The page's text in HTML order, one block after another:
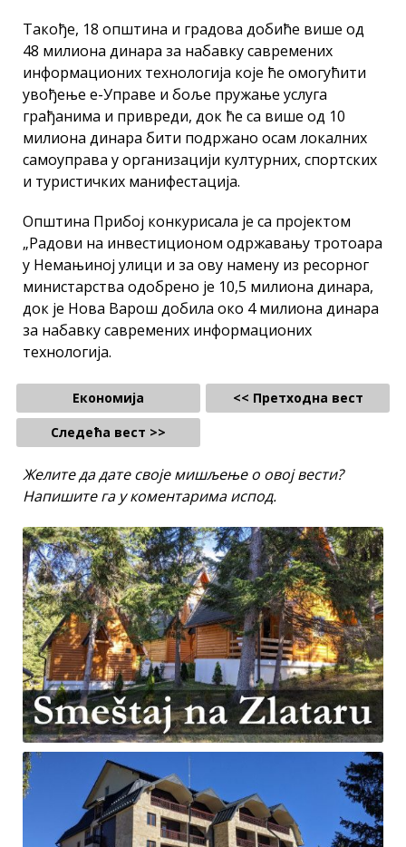
Такође, 18 општина и градова добиће више од
48 милиона динара за набавку савремених
информационих технологија које ће омогућити
увођење е-Управе и боље пружање услуга
грађанима и привреди, док ће са више од 10
милиона динара бити подржано осам локалних
самоуправа у организацији културних, спортских
и туристичких манифестација.
Општина Прибој конкурисала је са пројектом
„Радови на инвестиционом одржавању тротоара
у Немањиној улици и за ову намену из ресорног
министарства одобрено је 10,5 милиона динара,
док је Нова Варош добила око 4 милиона динара
за набавку савремених информационих
технологија.
Економија
<< Претходна вест
Следећа вест >>
Желите да дате своје мишљење о овој вести?
Напишите га у коментарима испод.